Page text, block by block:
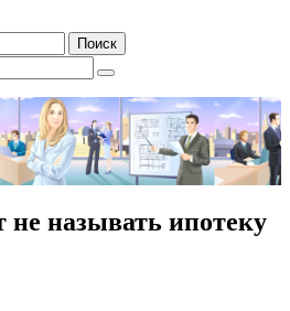
называть ипотеку